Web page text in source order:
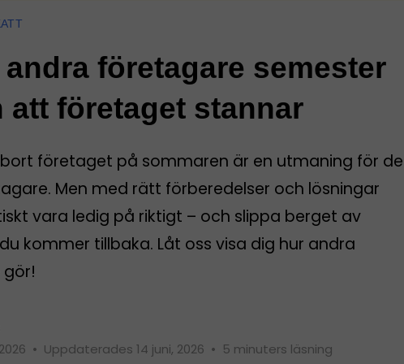
andra företagare semester
att företaget stannar
företaget på sommaren är en utmaning för de
Men med rätt förberedelser och lösningar
vara ledig på riktigt – och slippa berget av
kommer tillbaka. Låt oss visa dig hur andra
• Uppdaterades 14 juni, 2026 • 5 minuters läsning